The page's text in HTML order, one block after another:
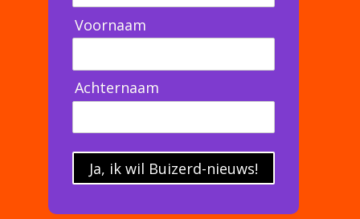
Voornaam
Achternaam
Ja, ik wil Buizerd-nieuws!